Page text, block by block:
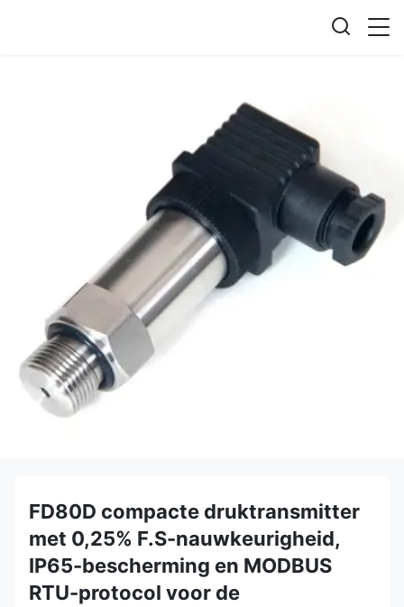
FD80D compacte druktransmitter
met 0,25% F.S-nauwkeurigheid,
IP65-bescherming en MODBUS
RTU-protocol voor de